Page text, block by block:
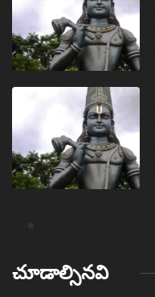
చూడాల్సినవి